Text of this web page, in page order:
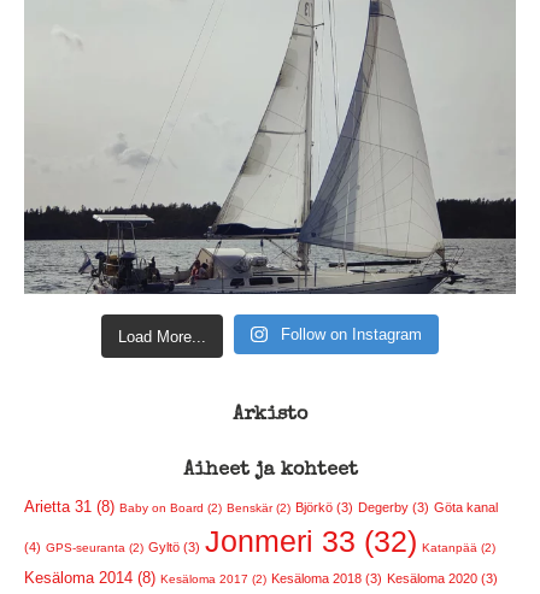
Load More... Follow on Instagram
Arkisto
Aiheet ja kohteet
Arietta 31 (8) Baby on Board (2) Benskär (2) Björkö (3) Degerby (3) Göta kanal
(4) GPS-seuranta (2) Gyltö (3) Jonmeri 33 (32) Katanpää (2)
Kesäloma 2014 (8) Kesäloma 2017 (2) Kesäloma 2018 (3) Kesäloma 2020 (3)